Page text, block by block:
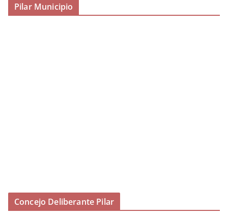
Pilar Municipio
Concejo Deliberante Pilar